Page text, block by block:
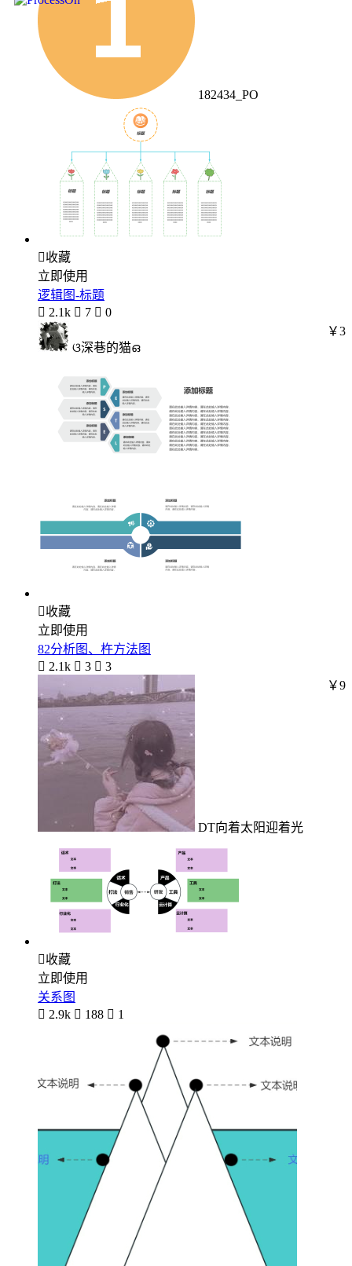
182434_PO
收藏
立即使用
逻辑图-标题
 2.1k  7  0
ଓ深巷的猫ഒ
￥3
收藏
立即使用
82分析图、杵方法图
 2.1k  3  3
DT向着太阳迎着光
￥9
收藏
立即使用
关系图
 2.9k  188  1